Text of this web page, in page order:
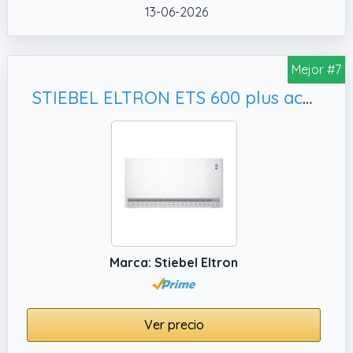
13-06-2026
Mejor #7
STIEBEL ELTRON ETS 600 plus acumulador de calor 6.0 kW
Marca: Stiebel Eltron
Ver precio